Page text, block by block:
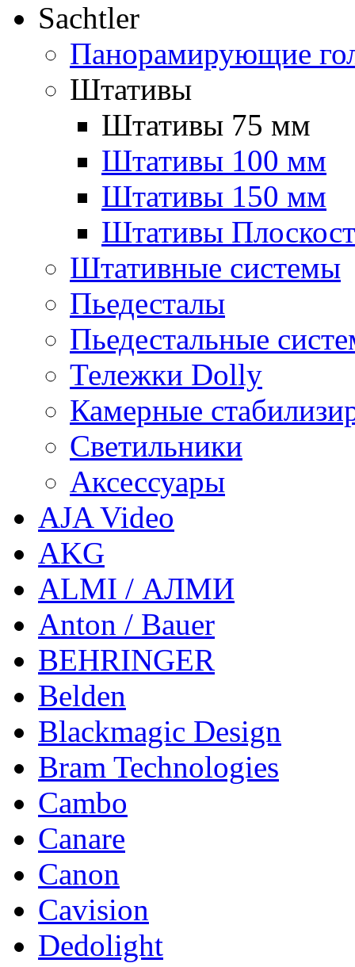
Sachtler
Панорамирующие
Штативы
Штативы 75 мм
Штативы 100 мм
Штативы 150 мм
Штативы
Штативные системы
Пьедесталы
Пьедестальные
Тележки Dolly
Камерные
Светильники
Аксессуары
AJA Video
AKG
ALMI / АЛМИ
Anton / Bauer
BEHRINGER
Belden
Blackmagic Design
Bram Technologies
Cambo
Canare
Canon
Cavision
Dedolight